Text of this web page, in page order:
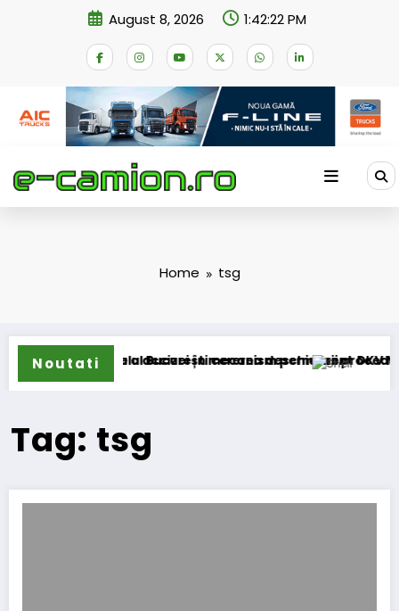
August 8, 2026 1:42:22 PM
Home tsg
Noutati
a accizei în mecanism permanent
București cererea deschiderii procedurii de
DKV Mobility și
Tag: tsg